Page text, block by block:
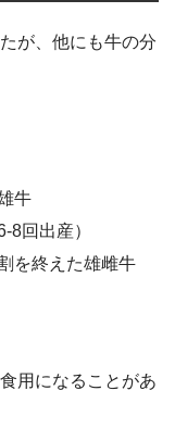
が、他にも牛の分
牛
回出産）
を終えた雄雌牛
用になることがあ